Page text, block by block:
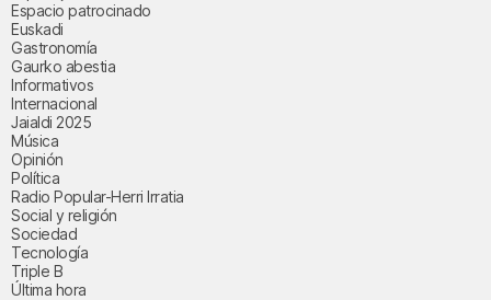
Espacio patrocinado
Euskadi
Gastronomía
Gaurko abestia
Informativos
Internacional
Jaialdi 2025
Música
Opinión
Política
Radio Popular-Herri Irratia
Social y religión
Sociedad
Tecnología
Triple B
Última hora